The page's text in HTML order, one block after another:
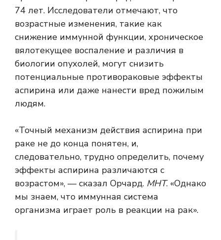
74 лет. Исследователи отмечают, что
возрастные изменения, такие как
снижение иммунной функции, хроническое
вялотекущее воспаление и различия в
биологии опухолей, могут снизить
потенциальные противораковые эффекты
аспирина или даже нанести вред пожилым
людям.
«Точный механизм действия аспирина при
раке не до конца понятен, и,
следовательно, трудно определить, почему
эффекты аспирина различаются с
возрастом», — сказал Орчард. МНТ. «Однако
мы знаем, что иммунная система
организма играет роль в реакции на рак».